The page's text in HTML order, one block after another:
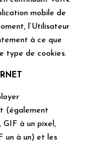
mobile de
l’Utilisateur
à ce que
type de cookies.
(également
GIF à un pixel,
un à un) et les